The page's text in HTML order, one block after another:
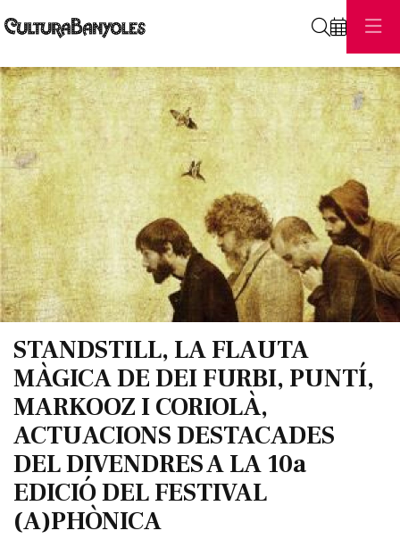
STANDSTILL, LA FLAUTA
MÀGICA DE DEI FURBI, PUNTÍ,
MARKOOZ I CORIOLÀ,
ACTUACIONS DESTACADES
DEL DIVENDRES A LA 10a
EDICIÓ DEL FESTIVAL
(A)PHÒNICA